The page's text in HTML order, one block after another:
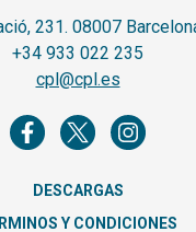
231. 08007
+34 933 022 235
cpl@cpl.es
DESCARGAS
Y CONDICIONES